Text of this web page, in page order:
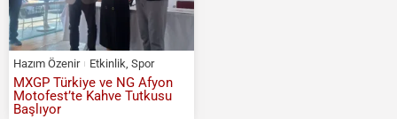
Hazım Özenir Etkinlik, Spor
MXGP Türkiye ve NG Afyon
Motofest’te Kahve Tutkusu
Başlıyor